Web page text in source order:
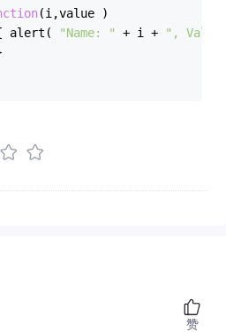
(i,value
)
alert(
"Name: " + i +
",
赞